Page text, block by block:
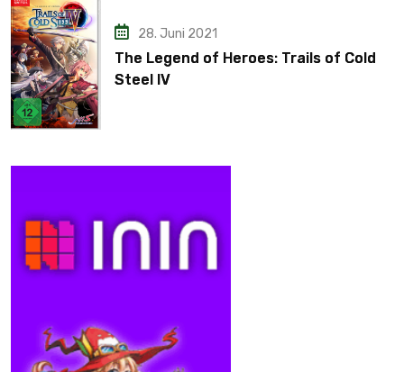
28. Juni 2021
The Legend of Heroes: Trails of Cold
Steel IV